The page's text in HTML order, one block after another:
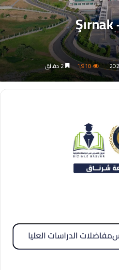
جامعة شرناق – Şırnak
1٬910 2 دقائق
مفاضلات الدراسات العليا